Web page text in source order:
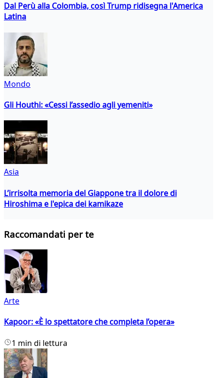
Dal Perù alla Colombia, così Trump ridisegna l'America
Latina
Mondo
Gli Houthi: «Cessi l’assedio agli yemeniti»
Asia
L’irrisolta memoria del Giappone tra il dolore di
Hiroshima e l'epica dei kamikaze
Raccomandati per te
Arte
Kapoor: «È lo spettatore che completa l’opera»
1 min di lettura